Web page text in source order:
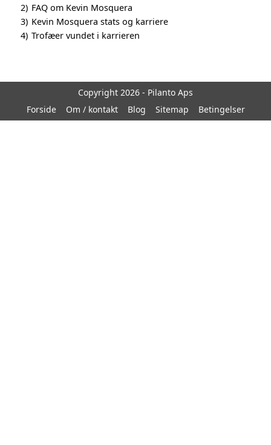
2) FAQ om Kevin Mosquera
3) Kevin Mosquera stats og karriere
4) Trofæer vundet i karrieren
Copyright 2026 - Pilanto Aps
Forside
Om / kontakt Blog Sitemap Betingelser